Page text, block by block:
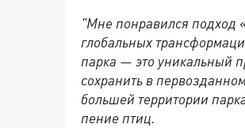
"Мне понравился подход
глобальных
парка — это уникальный
сохранить в
большей территории
пение птиц.